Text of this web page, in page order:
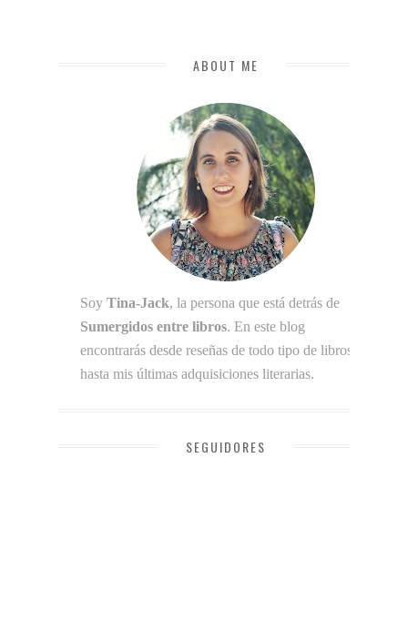
ABOUT ME
Soy Tina-Jack, la persona que está detrás de
Sumergidos entre libros. En este blog
encontrarás desde reseñas de todo tipo de libros
hasta mis últimas adquisiciones literarias.
SEGUIDORES